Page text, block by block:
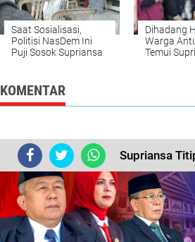
Saat Sosialisasi,
Politisi NasDem Ini
Puji Sosok Supriansa
Dihadang
Warga
Temui
KOMENTAR
Supriansa